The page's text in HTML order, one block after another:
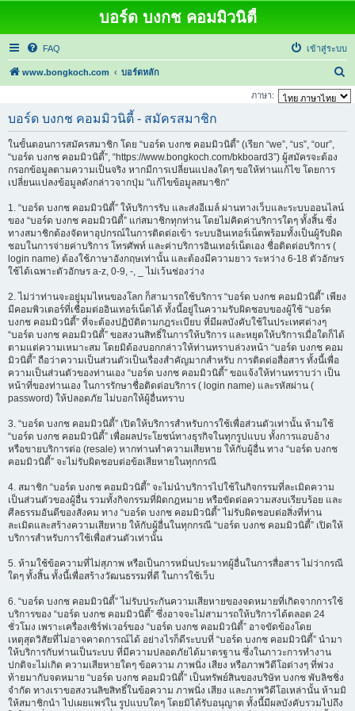
บอร์ด บงกช คอมมิวนิตี้
FAQ เข้าสู่ระบบ
www.bongkoch.com บอร์ดหลัก
น
ภาษา:
บอร์ด บงกช คอมมิวนิตี้ - สมัครสมาชิก
ในขั้นตอนการสมัครสมาชิก โดย “บอร์ด บงกช คอมมิวนิตี้” (เรียก “we”, “us”, “our”,
“บอร์ด บงกช คอมมิวนิตี้”, “https://www.bongkoch.com/bkboard3”) ผู้สมัครจะต้อง
กรอกข้อมูลตามความเป็นจริง หากมีการเปลี่ยนแปลงใดๆ ขอให้ท่านแก้ไข โดยการ
เปลี่ยนแปลงข้อมูลดังกล่าวจากปุ่ม "แก้ไขข้อมูลสมาชิก"
1. “บอร์ด บงกช คอมมิวนิตี้” ให้บริการรับ และส่งอีเมล์ ผ่านทางเว็บและระบบออนไลน์
ของ “บอร์ด บงกช คอมมิวนิตี้” แก่สมาชิกทุกท่าน โดยไม่คิดค่าบริการใดๆ ทั้งสิ้น ซึ่ง
ทางสมาชิกต้องจัดหาอุปกรณ์ในการติดต่อเข้า ระบบอินเทอร์เน็ตพร้อมทั้งเป็นผู้รับผิด
ชอบในการจ่ายค่าบริการ โทรศัพท์ และค่าบริการอินเทอร์เน็ตเอง ชื่อติดต่อบริการ (
login name) ต้องใช้ภาษาอังกฤษเท่านั้น และต้องมีความยาว ระหว่าง 6-18 ตัวอักษร
ใช้ได้เฉพาะตัวอักษร a-z, 0-9, -, _ ไม่เว้นช่องว่าง
2. ไม่ว่าท่านจะอยู่มุมไหนของโลก ก็สามารถใช้บริการ “บอร์ด บงกช คอมมิวนิตี้” เพียง
มีคอมพิวเตอร์ที่เชื่อมต่ออินเทอร์เน็ตได้ ทั้งนี้อยู่ในความรับผิดชอบของผู้ใช้ “บอร์ด
บงกช คอมมิวนิตี้” ที่จะต้องปฏิบัติตามกฎระเบียบ ที่มีผลบังคับใช้ในประเทศต่างๆ
“บอร์ด บงกช คอมมิวนิตี้” ขอสงวนสิทธิ์ในการให้บริการ และหยุดให้บริการเมื่อใดก็ได้
ตามแต่ความเหมาะสม โดยมิต้องบอกกล่าวให้ท่านทราบล่วงหน้า “บอร์ด บงกช คอม
มิวนิตี้” ถือว่าความเป็นส่วนตัวเป็นเรื่องสำคัญมากสำหรับ การติดต่อสื่อสาร ทั้งนี้เพื่อ
ความเป็นส่วนตัวของท่านเอง “บอร์ด บงกช คอมมิวนิตี้” ขอแจ้งให้ท่านทราบว่า เป็น
หน้าที่ของท่านเอง ในการรักษาชื่อติดต่อบริการ ( login name) และรหัสผ่าน (
password) ให้ปลอดภัย ไม่บอกให้ผู้อื่นทราบ
3. “บอร์ด บงกช คอมมิวนิตี้” เปิดให้บริการสำหรับการใช้เพื่อส่วนตัวเท่านั้น ห้ามใช้
“บอร์ด บงกช คอมมิวนิตี้” เพื่อผลประโยชน์ทางธุรกิจในทุกรูปแบบ ทั้งการแอบอ้าง
หรือขายบริการต่อ (resale) หากท่านทำความเสียหาย ให้กับผู้อื่น ทาง “บอร์ด บงกช
คอมมิวนิตี้” จะไม่รับผิดชอบต่อข้อเสียหายในทุกกรณี
4. สมาชิก “บอร์ด บงกช คอมมิวนิตี้” จะไม่นำบริการไปใช้ในกิจกรรมที่ละเมิดความ
เป็นส่วนตัวของผู้อื่น รวมทั้งกิจกรรมที่ผิดกฎหมาย หรือขัดต่อความสงบเรียบร้อย และ
ศีลธรรมอันดีของสังคม ทาง “บอร์ด บงกช คอมมิวนิตี้” ไม่รับผิดชอบต่อสิ่งที่ท่าน
ละเมิดและสร้างความเสียหาย ให้กับผู้อื่นในทุกกรณี “บอร์ด บงกช คอมมิวนิตี้” เปิดให้
บริการสำหรับการใช้เพื่อส่วนตัวเท่านั้น
5. ห้ามใช้ข้อความที่ไม่สุภาพ หรือเป็นการหมิ่นประมาทผู้อื่นในการสื่อสาร ไม่ว่ากรณี
ใดๆ ทั้งสิ้น ทั้งนี้เพื่อสร้างวัฒนธรรมที่ดี ในการใช้เว็บ
6. “บอร์ด บงกช คอมมิวนิตี้” ไม่รับประกันความเสียหายของจดหมายที่เกิดจากการใช้
บริการของ “บอร์ด บงกช คอมมิวนิตี้” ซึ่งอาจจะไม่สามารถให้บริการได้ตลอด 24
ชั่วโมง เพราะเครื่องเซิร์ฟเวอร์ของ “บอร์ด บงกช คอมมิวนิตี้” อาจขัดข้องโดย
เหตุสุดวิสัยที่ไม่อาจคาดการณ์ได้ อย่างไรก็ดีระบบที่ “บอร์ด บงกช คอมมิวนิตี้” นำมา
ให้บริการกับท่านเป็นระบบ ที่มีความปลอดภัยได้มาตรฐาน ซึ่งในภาวะการทำงาน
ปกติจะไม่เกิด ความเสียหายใดๆ ข้อความ ภาพนิ่ง เสียง หรือภาพวิดีโอต่างๆ ที่พ่วง
ท้ายมากับจดหมาย “บอร์ด บงกช คอมมิวนิตี้” เป็นทรัพย์สินของบริษัท บงกช พับลิชชิ่ง
จำกัด ทางเราขอสงวนลิขสิทธิ์ในข้อความ ภาพนิ่ง เสียง และภาพวิดีโอเหล่านั้น ห้ามมิ
ให้สมาชิกนำ ไปเผยแพร่ใน รูปแบบใดๆ โดยมิได้รับอนุญาต ทั้งนี้มีผลบังคับรวมไปถึง